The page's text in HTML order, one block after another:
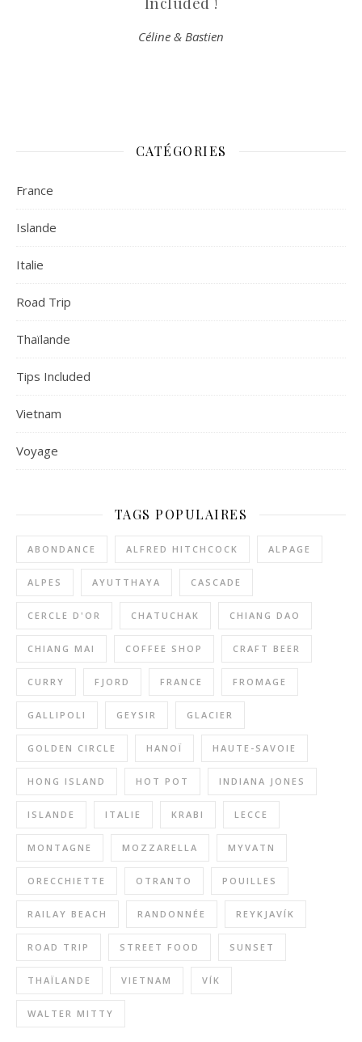
Céline & Bastien
CATÉGORIES
France
Islande
Italie
Road Trip
Thaïlande
Tips Included
Vietnam
Voyage
TAGS POPULAIRES
ABONDANCE ALFRED HITCHCOCK ALPAGE
ALPES AYUTTHAYA CASCADE
CERCLE D'OR CHATUCHAK CHIANG DAO
CHIANG MAI COFFEE SHOP CRAFT BEER
CURRY FJORD FRANCE FROMAGE
GALLIPOLI GEYSIR GLACIER
GOLDEN CIRCLE HANOÏ HAUTE-SAVOIE
HONG ISLAND HOT POT INDIANA JONES
ISLANDE ITALIE KRABI LECCE
MONTAGNE MOZZARELLA MYVATN
ORECCHIETTE OTRANTO POUILLES
RAILAY BEACH RANDONNÉE REYKJAVÍK
ROAD TRIP STREET FOOD SUNSET
THAÏLANDE VIETNAM VÍK
WALTER MITTY